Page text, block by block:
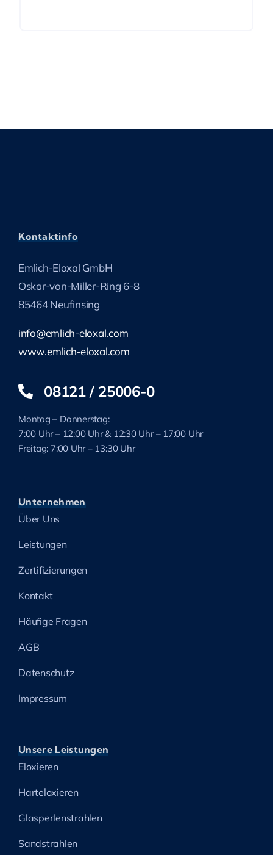
Kontaktinfo
Emlich-Eloxal GmbH
Oskar-von-Miller-Ring 6-8
85464 Neufinsing
info@emlich-eloxal.com
www.emlich-eloxal.com
08121 / 25006-0
Montag – Donnerstag:
7:00 Uhr – 12:00 Uhr & 12:30 Uhr – 17:00 Uhr
Freitag: 7:00 Uhr – 13:30 Uhr
Unternehmen
Über Uns
Leistungen
Zertifizierungen
Kontakt
Häufige Fragen
AGB
Datenschutz
Impressum
Unsere Leistungen
Eloxieren
Harteloxieren
Glasperlenstrahlen
Sandstrahlen